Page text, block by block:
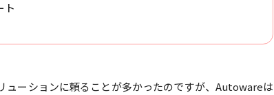
ト
ューションに頼ることが多かったのですが、Autowareは